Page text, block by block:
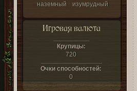
наземный
изумрудный
Игровая валюта
Крупицы:
720
Очки способностей:
0